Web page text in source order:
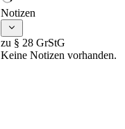
Notizen
zu § 28 GrStG
Keine Notizen vorhanden.